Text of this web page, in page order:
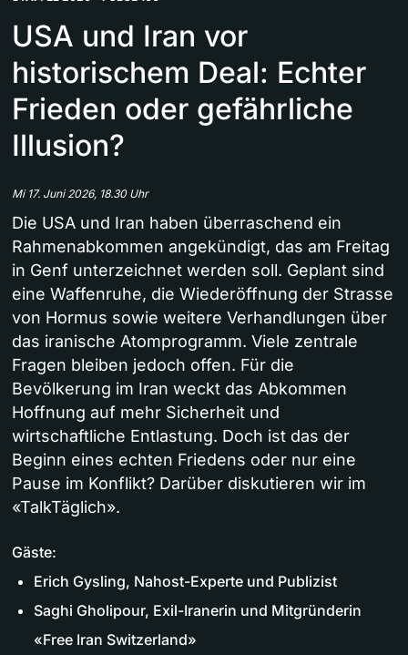
USA und Iran vor
historischem Deal: Echter
Frieden oder gefährliche
Illusion?
Mi 17. Juni 2026, 18.30 Uhr
Die USA und Iran haben überraschend ein
Rahmenabkommen angekündigt, das am Freitag
in Genf unterzeichnet werden soll. Geplant sind
eine Waffenruhe, die Wiederöffnung der Strasse
von Hormus sowie weitere Verhandlungen über
das iranische Atomprogramm. Viele zentrale
Fragen bleiben jedoch offen. Für die
Bevölkerung im Iran weckt das Abkommen
Hoffnung auf mehr Sicherheit und
wirtschaftliche Entlastung. Doch ist das der
Beginn eines echten Friedens oder nur eine
Pause im Konflikt? Darüber diskutieren wir im
«TalkTäglich».
Gäste:
Erich Gysling, Nahost-Experte und Publizist
Saghi Gholipour, Exil-Iranerin und Mitgründerin
«Free Iran Switzerland»